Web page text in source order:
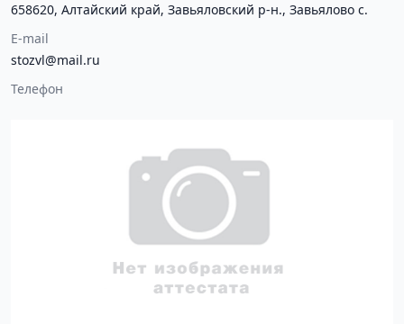
658620, Алтайский край, Завьяловский р-н., Завьялово с.
E-mail
stozvl@mail.ru
Телефон